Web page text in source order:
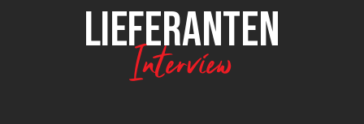
LIEFERANTEN
Interview